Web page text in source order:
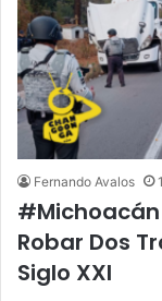
Fernando Avalos
Robar Dos
Siglo XXI